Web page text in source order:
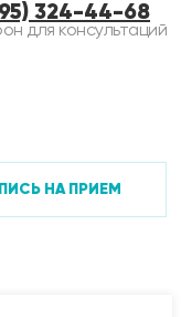
324-44-68
для консультаций
НА ПРИЕМ